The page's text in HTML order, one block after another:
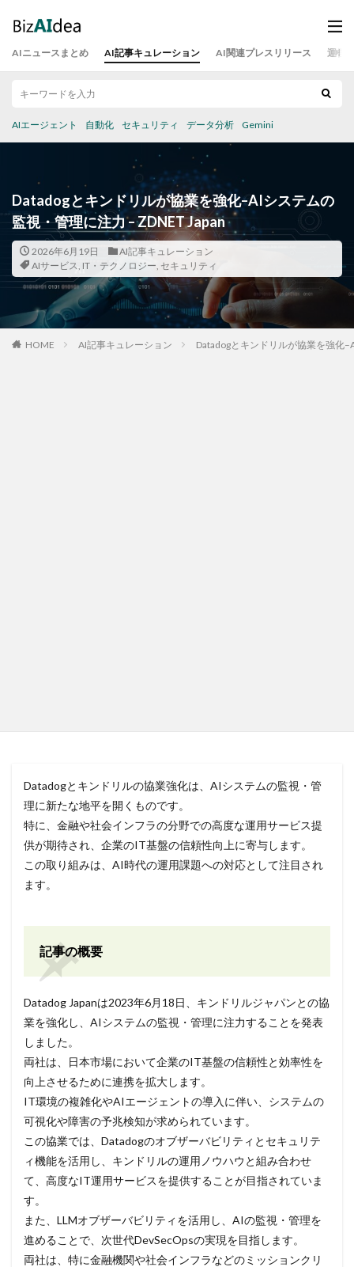
AIニュースまとめ AI記事キュレーション AI関連プレスリリース 運営
AIエージェント 自動化 セキュリティ データ分析 Gemini
Datadogとキンドリルが協業を強化–AIシステムの
監視・管理に注力 – ZDNET Japan
2026年6月19日
AI記事キュレーション
AIサービス, IT・テクノロジー, セキュリティ
HOME AI記事キュレーション Datadogとキンドリルが協業を強化
Datadogとキンドリルの協業強化は、AIシステムの監視・管
理に新たな地平を開くものです。
特に、金融や社会インフラの分野での高度な運用サービス提
供が期待され、企業のIT基盤の信頼性向上に寄与します。
この取り組みは、AI時代の運用課題への対応として注目され
ます。
記事の概要
Datadog Japanは2023年6月18日、キンドリルジャパンとの協
業を強化し、AIシステムの監視・管理に注力することを発表
しました。
両社は、日本市場において企業のIT基盤の信頼性と効率性を
向上させるために連携を拡大します。
IT環境の複雑化やAIエージェントの導入に伴い、システムの
可視化や障害の予兆検知が求められています。
この協業では、Datadogのオブザーバビリティとセキュリテ
ィ機能を活用し、キンドリルの運用ノウハウと組み合わせ
て、高度なIT運用サービスを提供することが目指されていま
す。
また、LLMオブザーバビリティを活用し、AIの監視・管理を
進めることで、次世代DevSecOpsの実現を目指します。
両社は、特に金融機関や社会インフラなどのミッションクリ